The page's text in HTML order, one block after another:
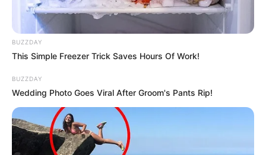
Umgebung.
Sehenswürdigkeiten und Museen in der Region der
An dem Stausee bei Nohfelden gibt es
eine Vielzahl von Freizeitangeboten.
BUZZDAY
This Simple Freezer Trick Saves Hours Of Work!
BUZZDAY
Wedding Photo Goes Viral After Groom's Pants Rip!